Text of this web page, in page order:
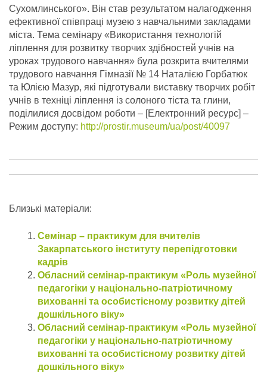
Сухомлинського». Він став результатом налагодження
ефективної співпраці музею з навчальними закладами
міста. Тема семінару «Використання технологій
ліплення для розвитку творчих здібностей учнів на
уроках трудового навчання» була розкрита вчителями
трудового навчання Гімназії № 14 Наталією Горбатюк
та Юлією Мазур, які підготували виставку творчих робіт
учнів в техніці ліплення із солоного тіста та глини,
поділилися досвідом роботи – [Електронний ресурс] –
Режим доступу: http://prostir.museum/ua/post/40097
Близькі матеріали:
Семінар – практикум для вчителів
Закарпатського інституту перепідготовки
кадрів
Обласний семінар-практикум «Роль музейної
педагогіки у національно-патріотичному
вихованні та особистісному розвитку дітей
дошкільного віку»
Обласний семінар-практикум «Роль музейної
педагогіки у національно-патріотичному
вихованні та особистісному розвитку дітей
дошкільного віку»